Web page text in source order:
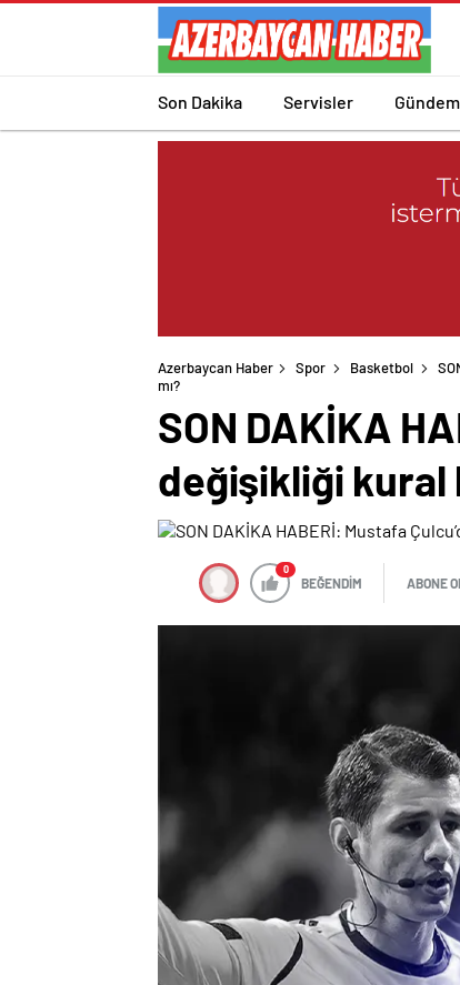
Son Dakika Servisler Gündem
Azerbaycan Haber Spor Basketbol
mı?
SON DAKİKA
değişikliği kural
0
BEĞENDİM ABONE